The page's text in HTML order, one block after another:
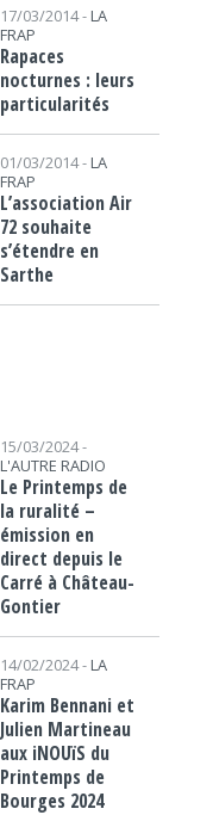
17/03/2014 - LA
FRAP
Rapaces
nocturnes : leurs
particularités
01/03/2014 - LA
FRAP
L’association Air
72 souhaite
s’étendre en
Sarthe
15/03/2024 -
L'AUTRE RADIO
Le Printemps de
la ruralité –
émission en
direct depuis le
Carré à Château-
Gontier
14/02/2024 - LA
FRAP
Karim Bennani et
Julien Martineau
aux iNOUïS du
Printemps de
Bourges 2024